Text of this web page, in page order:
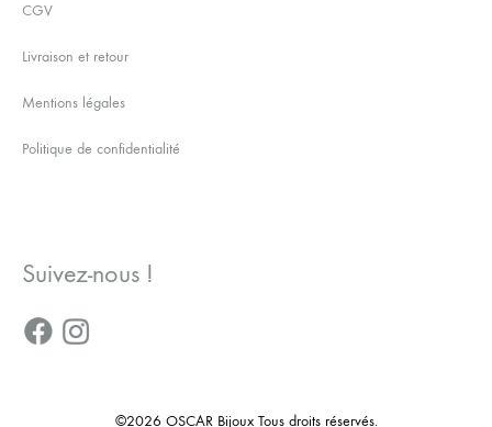
CGV
Livraison et retour
Mentions légales
Politique de confidentialité
Suivez-nous !
©2026 OSCAR Bijoux Tous droits réservés.